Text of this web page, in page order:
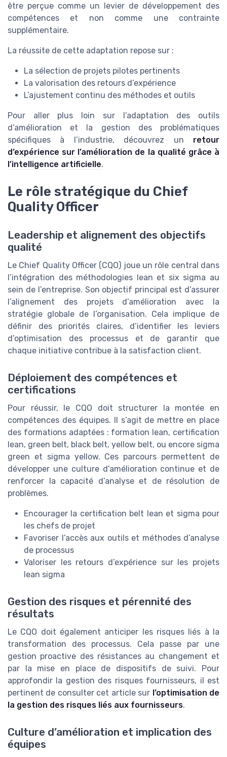
être perçue comme un levier de développement des
compétences et non comme une contrainte
supplémentaire.
La réussite de cette adaptation repose sur :
La sélection de projets pilotes pertinents
La valorisation des retours d’expérience
L’ajustement continu des méthodes et outils
Pour aller plus loin sur l’adaptation des outils
d’amélioration et la gestion des problématiques
spécifiques à l’industrie, découvrez un retour
d’expérience sur l’amélioration de la qualité grâce à
l’intelligence artificielle.
Le rôle stratégique du Chief
Quality Officer
Leadership et alignement des objectifs
qualité
Le Chief Quality Officer (CQO) joue un rôle central dans
l’intégration des méthodologies lean et six sigma au
sein de l’entreprise. Son objectif principal est d’assurer
l’alignement des projets d’amélioration avec la
stratégie globale de l’organisation. Cela implique de
définir des priorités claires, d’identifier les leviers
d’optimisation des processus et de garantir que
chaque initiative contribue à la satisfaction client.
Déploiement des compétences et
certifications
Pour réussir, le CQO doit structurer la montée en
compétences des équipes. Il s’agit de mettre en place
des formations adaptées : formation lean, certification
lean, green belt, black belt, yellow belt, ou encore sigma
green et sigma yellow. Ces parcours permettent de
développer une culture d’amélioration continue et de
renforcer la capacité d’analyse et de résolution de
problèmes.
Encourager la certification belt lean et sigma pour
les chefs de projet
Favoriser l’accès aux outils et méthodes d’analyse
de processus
Valoriser les retours d’expérience sur les projets
lean sigma
Gestion des risques et pérennité des
résultats
Le CQO doit également anticiper les risques liés à la
transformation des processus. Cela passe par une
gestion proactive des résistances au changement et
par la mise en place de dispositifs de suivi. Pour
approfondir la gestion des risques fournisseurs, il est
pertinent de consulter cet article sur l’optimisation de
la gestion des risques liés aux fournisseurs.
Culture d’amélioration et implication des
équipes